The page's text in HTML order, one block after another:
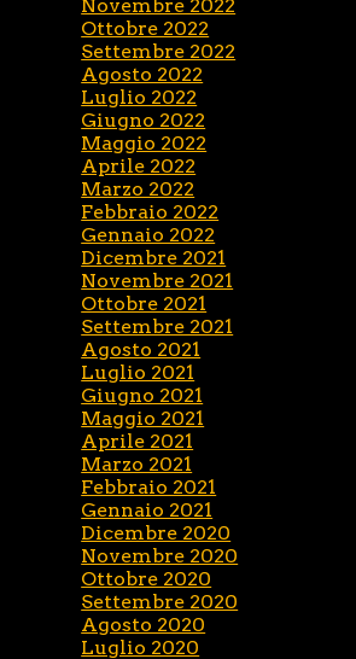
Novembre 2022
Ottobre 2022
Settembre 2022
Agosto 2022
Luglio 2022
Giugno 2022
Maggio 2022
Aprile 2022
Marzo 2022
Febbraio 2022
Gennaio 2022
Dicembre 2021
Novembre 2021
Ottobre 2021
Settembre 2021
Agosto 2021
Luglio 2021
Giugno 2021
Maggio 2021
Aprile 2021
Marzo 2021
Febbraio 2021
Gennaio 2021
Dicembre 2020
Novembre 2020
Ottobre 2020
Settembre 2020
Agosto 2020
Luglio 2020